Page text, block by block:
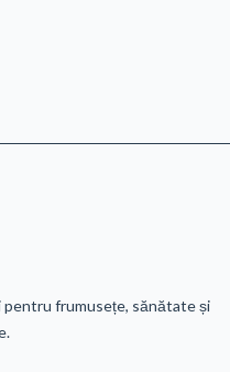
pentru frumusețe, sănătate și